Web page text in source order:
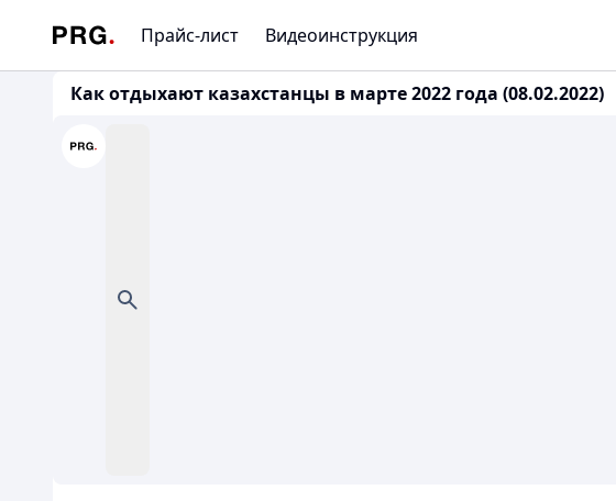
Прайс-лист Видеоинструкция
Как отдыхают казахстанцы в марте 2022 года (08.02.2022)